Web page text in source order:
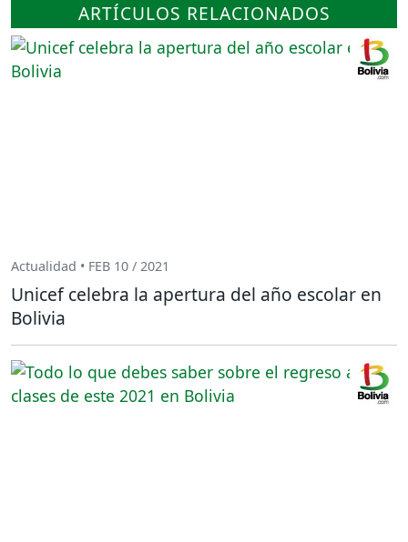
ARTÍCULOS RELACIONADOS
Actualidad • FEB 10 / 2021
Unicef celebra la apertura del año escolar en
Bolivia